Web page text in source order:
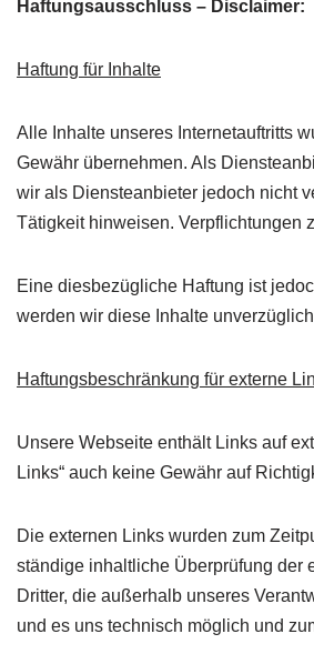
Haftungsausschluss – Disclaimer:
Haftung für Inhalte
Alle Inhalte unseres Internetauftritts
Gewähr übernehmen. Als
wir als Diensteanbieter jedoch nicht
Tätigkeit hinweisen. Verpflichtungen
Eine diesbezügliche Haftung ist
werden wir diese Inhalte
Haftungsbeschränkung für externe
Unsere Webseite enthält Links auf
Links“ auch keine Gewähr auf
Die externen Links wurden zum
ständige inhaltliche Überprüfung der
Dritter, die außerhalb unseres
und es uns technisch möglich und